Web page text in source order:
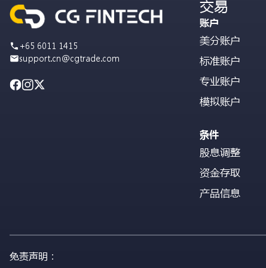
+65 6011 1415
support.cn@cgtrade.com
交易
账户
美分账户
标准账户
专业账户
模拟账户
条件
股息调整
资金存取
产品信息
免责声明：